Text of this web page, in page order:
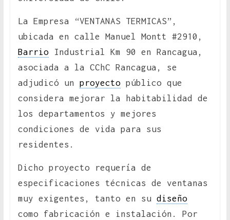
La Empresa “VENTANAS TERMICAS”,
ubicada en calle Manuel Montt #2910,
BarrioIndustrial Km 90 en Rancagua,
asociada a la CChC Rancagua, se
adjudicó un proyectopúblico que
considera mejorar la habitabilidad de
los departamentos y mejores
condiciones de vida para sus
residentes.
Dicho proyecto requería de
especificaciones técnicas de ventanas
muy exigentes, tanto en su diseño
como fabricación e instalación. Por